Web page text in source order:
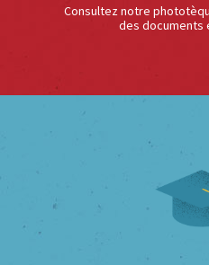
Consultez notre
des documents